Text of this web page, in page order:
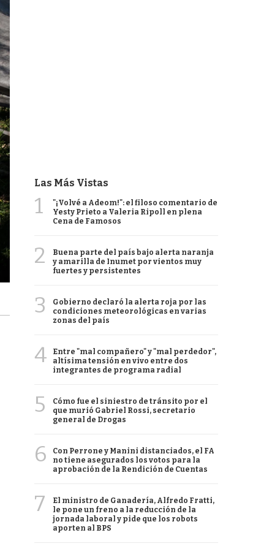
Las Más Vistas
1
"¡Volvé a Adeom!": el filoso comentario de
Yesty Prieto a Valeria Ripoll en plena
Cena de Famosos
2
Buena parte del país bajo alerta naranja
y amarilla de Inumet por vientos muy
fuertes y persistentes
3
Gobierno declaró la alerta roja por las
condiciones meteorológicas en varias
zonas del país
4
Entre "mal compañero" y "mal perdedor",
altísima tensión en vivo entre dos
integrantes de programa radial
5
Cómo fue el siniestro de tránsito por el
que murió Gabriel Rossi, secretario
general de Drogas
6
Con Perrone y Manini distanciados, el FA
no tiene asegurados los votos para la
aprobación de la Rendición de Cuentas
7
El ministro de Ganadería, Alfredo Fratti,
le pone un freno a la reducción de la
jornada laboral y pide que los robots
aporten al BPS